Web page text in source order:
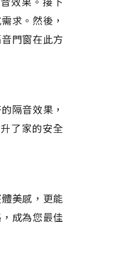
求。然後，
門窗在此方
隔音效果，
了家的安全
美感，更能
成為您最佳